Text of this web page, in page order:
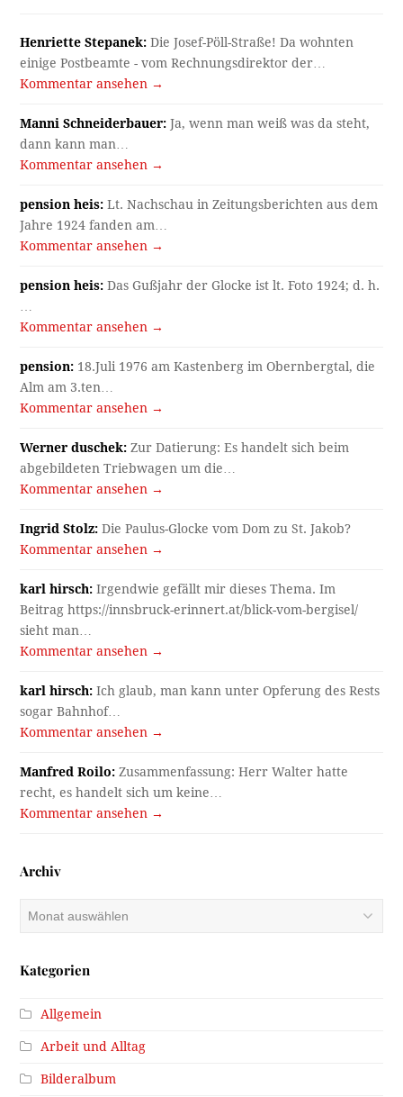
Henriette Stepanek: Die Josef-Pöll-Straße! Da wohnten
einige Postbeamte - vom Rechnungsdirektor der…
Kommentar ansehen →
Manni Schneiderbauer: Ja, wenn man weiß was da steht,
dann kann man…
Kommentar ansehen →
pension heis: Lt. Nachschau in Zeitungsberichten aus dem
Jahre 1924 fanden am…
Kommentar ansehen →
pension heis: Das Gußjahr der Glocke ist lt. Foto 1924; d. h.
…
Kommentar ansehen →
pension: 18.Juli 1976 am Kastenberg im Obernbergtal, die
Alm am 3.ten…
Kommentar ansehen →
Werner duschek: Zur Datierung: Es handelt sich beim
abgebildeten Triebwagen um die…
Kommentar ansehen →
Ingrid Stolz: Die Paulus-Glocke vom Dom zu St. Jakob?
Kommentar ansehen →
karl hirsch: Irgendwie gefällt mir dieses Thema. Im
Beitrag https://innsbruck-erinnert.at/blick-vom-bergisel/
sieht man…
Kommentar ansehen →
karl hirsch: Ich glaub, man kann unter Opferung des Rests
sogar Bahnhof…
Kommentar ansehen →
Manfred Roilo: Zusammenfassung: Herr Walter hatte
recht, es handelt sich um keine…
Kommentar ansehen →
Archiv
Archiv
Kategorien
Allgemein
Arbeit und Alltag
Bilderalbum